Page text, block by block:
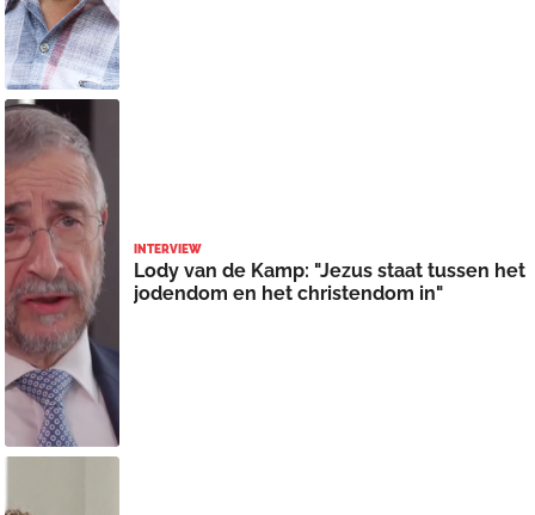
INTERVIEW
Lody van de Kamp: "Jezus staat tussen het
jodendom en het christendom in"